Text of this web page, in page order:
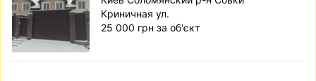
Криничная ул.
25 000 грн за об'єкт